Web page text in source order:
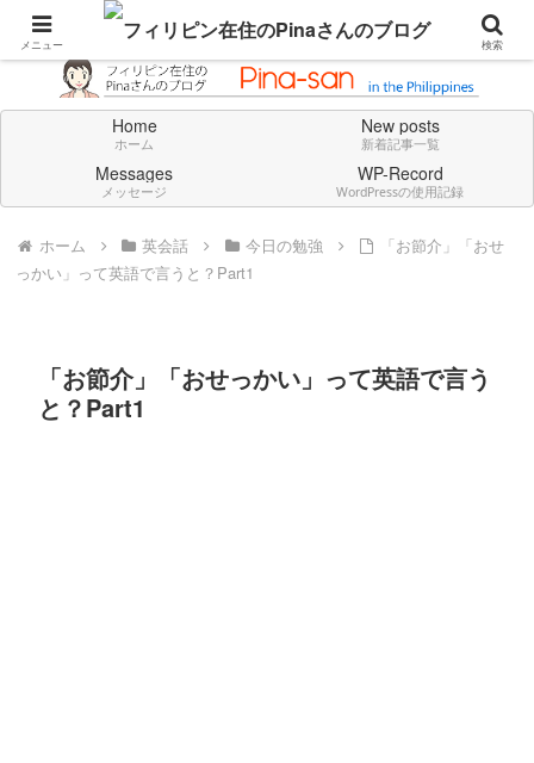
Don't think deeply. Feel always in English.
Home
ホーム
New posts
新着記事一覧
Messages
メッセージ
WP-Record
WordPressの使用記録
ホーム 英会話 今日の勉強
「お節介」「おせ
っかい」って英語で言うと？Part1
「お節介」「おせっかい」って英語で言う
と？Part1
メニュー 検索